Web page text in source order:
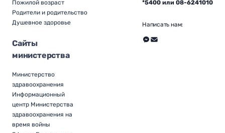
Пожилой возраст
Родители и родительство
Душевное здоровье
Сайты
министерства
Министерство
здравоохранения
Информационный
центр Министерства
здравоохранения на
время войны
*5400 или 08-6241010
Написать нам: